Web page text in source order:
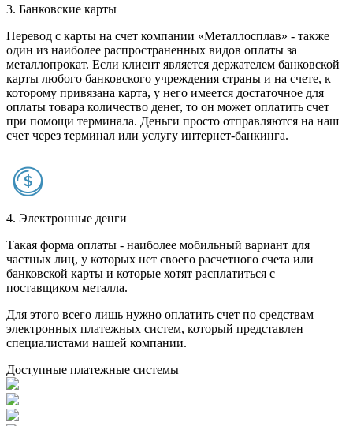
3. Банковские карты
Перевод с карты на счет компании «Металлосплав» - также
один из наиболее распространенных видов оплаты за
металлопрокат. Если клиент является держателем банковской
карты любого банковского учреждения страны и на счете, к
которому привязана карта, у него имеется достаточное для
оплаты товара количество денег, то он может оплатить счет
при помощи терминала. Деньги просто отправляются на наш
счет через терминал или услугу интернет-банкинга.
4. Электронные денги
Такая форма оплаты - наиболее мобильный вариант для
частных лиц, у которых нет своего расчетного счета или
банковской карты и которые хотят расплатиться с
поставщиком металла.
Для этого всего лишь нужно оплатить счет по средствам
электронных платежных систем, который представлен
специалистами нашей компании.
Доступные платежные системы